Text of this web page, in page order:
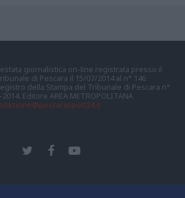
giornalistica on-line registrata presso il
di Pescara il 15/07/2014 al n° 146
della Stampa del Tribunale di Pescara n°
2014. Editore AREA METROPOLITANA